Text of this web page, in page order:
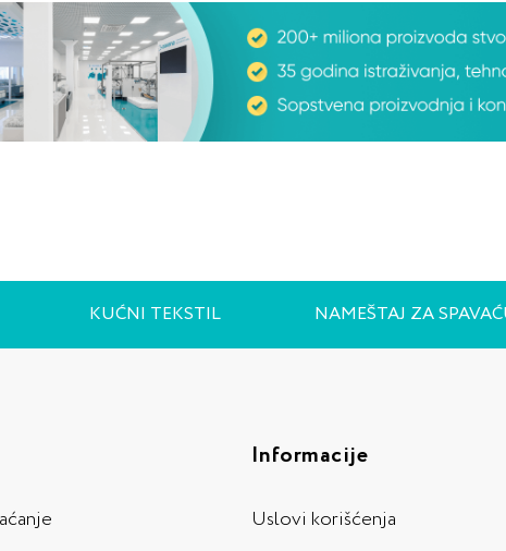
KUĆNI TEKSTIL NAMEŠTAJ ZA
Informacije
Uslovi korišćenja